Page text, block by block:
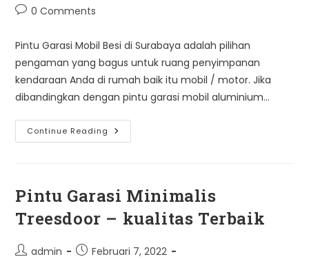
Post0 Comments
Pintu Garasi Mobil Besi di Surabaya adalah pilihan
pengaman yang bagus untuk ruang penyimpanan
kendaraan Anda di rumah baik itu mobil / motor. Jika
dibandingkan dengan pintu garasi mobil aluminium…
Continue Reading Pintu
Garasi
Pintu Garasi Minimalis
Treesdoor – kualitas Terbaik
Postadmin
PostFebruari 7, 2022